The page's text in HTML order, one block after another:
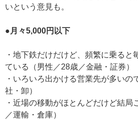
いという意見も。
●月々5,000円以下
・地下鉄だけだけど、頻繁に乗ると
ている（男性／28歳／金融・証券）
・いろいろ出かける営業先が多いの
社・卸）
・近場の移動がほとんどだけど結局
／運輸・倉庫）